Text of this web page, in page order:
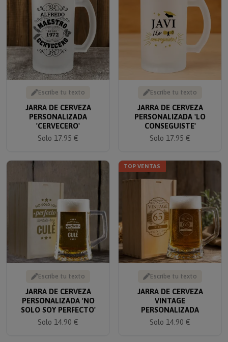
Escribe tu texto
JARRA DE CERVEZA
PERSONALIZADA
'CERVECERO'
Solo 17.95 €
Escribe tu texto
JARRA DE CERVEZA
PERSONALIZADA 'LO
CONSEGUISTE'
Solo 17.95 €
Escribe tu texto
JARRA DE CERVEZA
PERSONALIZADA 'NO
SOLO SOY PERFECTO'
Solo 14.90 €
TOP VENTAS
Escribe tu texto
JARRA DE CERVEZA
VINTAGE
PERSONALIZADA
Solo 14.90 €